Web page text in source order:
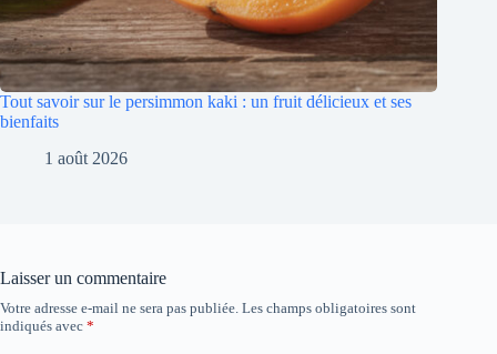
Tout savoir sur le persimmon kaki : un fruit délicieux et ses
bienfaits
1 août 2026
Laisser un commentaire
Votre adresse e-mail ne sera pas publiée. Les champs obligatoires sont
indiqués avec *